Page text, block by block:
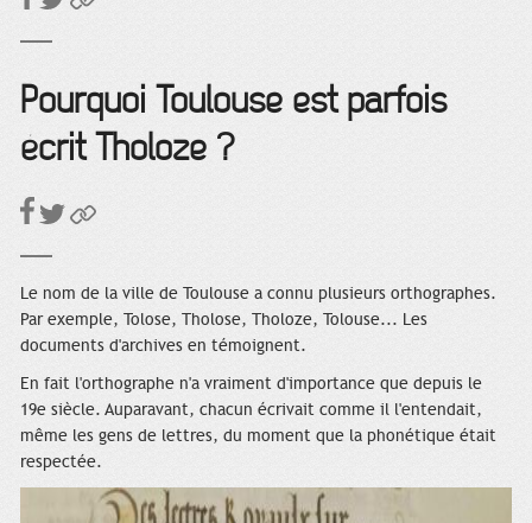
Pourquoi Toulouse est parfois
écrit Tholoze ?
Le nom de la ville de Toulouse a connu plusieurs orthographes.
Par exemple, Tolose, Tholose, Tholoze, Tolouse... Les
documents d'archives en témoignent.
En fait l'orthographe n'a vraiment d'importance que depuis le
19e siècle. Auparavant, chacun écrivait comme il l'entendait,
même les gens de lettres, du moment que la phonétique était
respectée.